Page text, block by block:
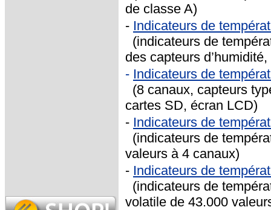
de classe A)
- Indicateurs de
(indicateurs de
des capteurs
- Indicateurs de
(8 canaux, capteurs
cartes SD, écran LCD)
- Indicateurs de
(indicateurs de
valeurs à 4 canaux)
- Indicateurs de
(indicateurs de
volatile de 43.000